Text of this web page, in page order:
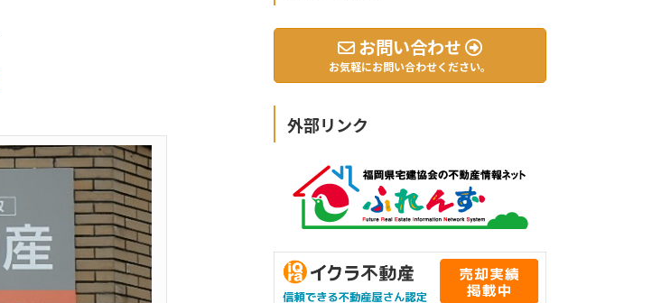
お問い合わせ
お気軽にお問い合わせください。
外部リンク